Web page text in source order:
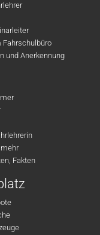
Fahrschulbüro
und Anerkennung
Fakten